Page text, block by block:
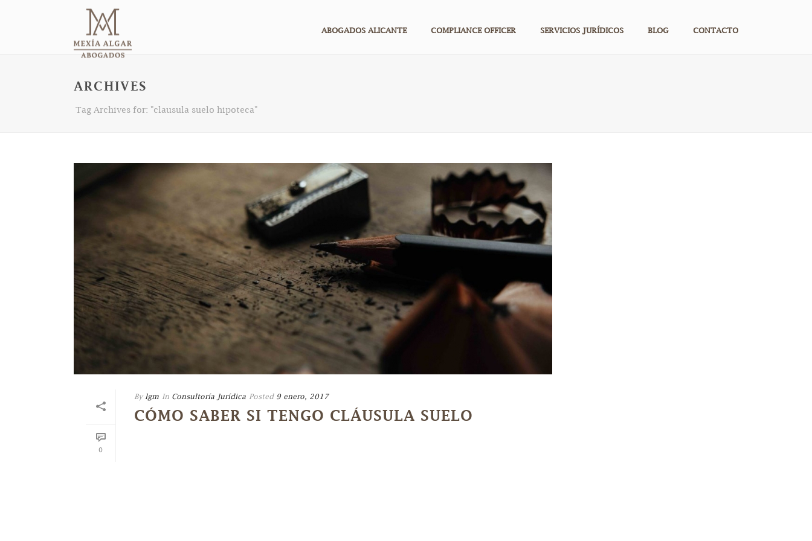
ABOGADOS ALICANTE COMPLIANCE OFFICER SERVICIOS JURÍDICOS BLOG CONTACTO
ARCHIVES
Tag Archives for: "clausula suelo hipoteca"
0
By lgm In Consultoría Jurídica Posted 9 enero, 2017
CÓMO SABER SI TENGO CLÁUSULA SUELO